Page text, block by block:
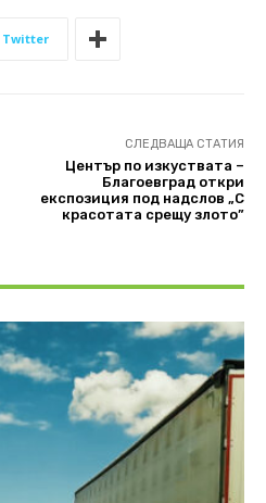
Twitter
СЛЕДВАЩА СТАТИЯ
Център по изкуствата –
Благоевград откри
експозиция под надслов „С
красотата срещу злото”